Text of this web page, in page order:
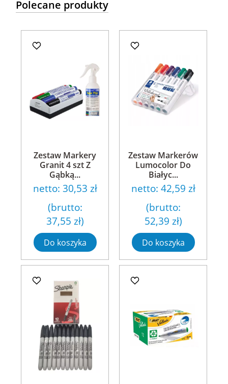
Polecane produkty
Zestaw Markery
Granit 4 szt Z
Gąbką...
netto: 30,53 zł
(brutto:
37,55 zł)
Do koszyka
Zestaw Markerów
Lumocolor Do
Białyc...
netto: 42,59 zł
(brutto:
52,39 zł)
Do koszyka